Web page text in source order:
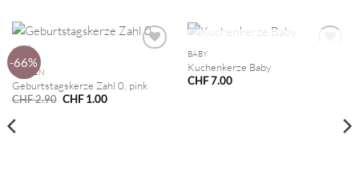
-66%
KERZEN
Geburtstagskerze Zahl 0, pink
CHF2.90 Ursprünglicher
CHF1.00Aktueller
BABY
Kuchenkerze Baby
CHF7.00